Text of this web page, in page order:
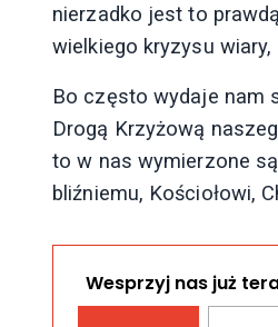
nierzadko jest to
wielkiego kryzysu
Bo często wydaje nam
Drogą Krzyżową
to w nas wymierzone
bliźniemu, Kościołowi,
Wesprzyj nas już